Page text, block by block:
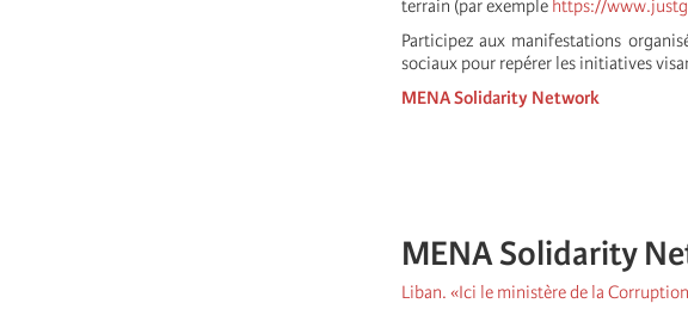
terrain (par exemple https://
Participez aux manifestations
sociaux pour repérer les initiatives
MENA Solidarity Network
MENA Solidarity
Liban. «Ici le ministère de la